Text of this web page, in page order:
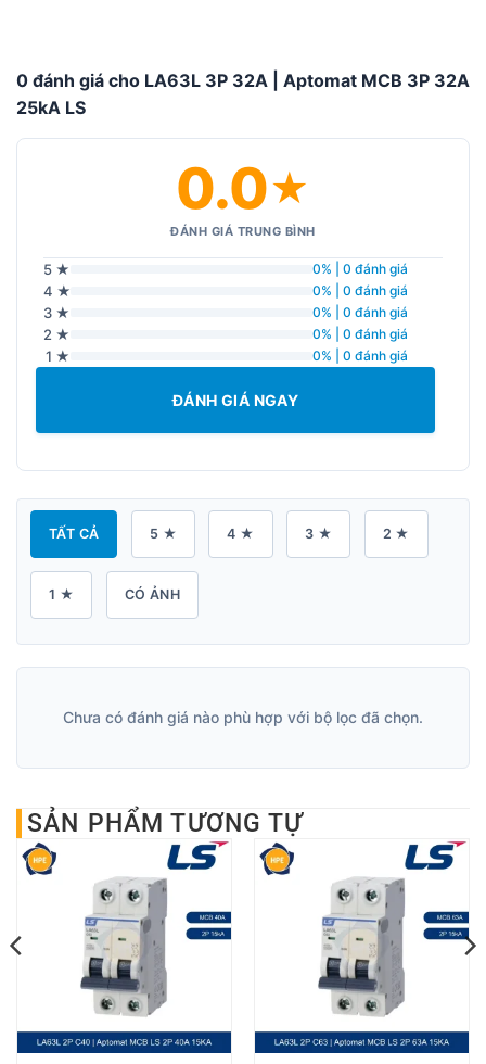
0 đánh giá cho LA63L 3P 32A | Aptomat MCB 3P 32A
25kA LS
0.0★
ĐÁNH GIÁ TRUNG BÌNH
5 ★ 0% | 0 đánh giá
4 ★ 0% | 0 đánh giá
3 ★ 0% | 0 đánh giá
2 ★ 0% | 0 đánh giá
1 ★ 0% | 0 đánh giá
ĐÁNH GIÁ NGAY
TẤT CẢ 5 ★ 4 ★ 3 ★ 2 ★
1 ★ CÓ ẢNH
Chưa có đánh giá nào phù hợp với bộ lọc đã chọn.
SẢN PHẨM TƯƠNG TỰ